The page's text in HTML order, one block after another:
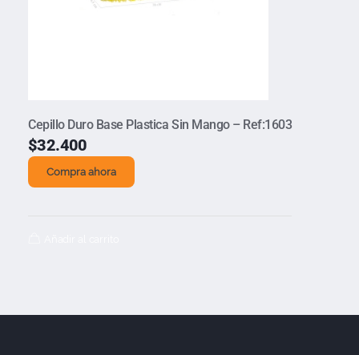
Cepillo Duro Base Plastica Sin Mango – Ref:1603
$32.400
Compra ahora